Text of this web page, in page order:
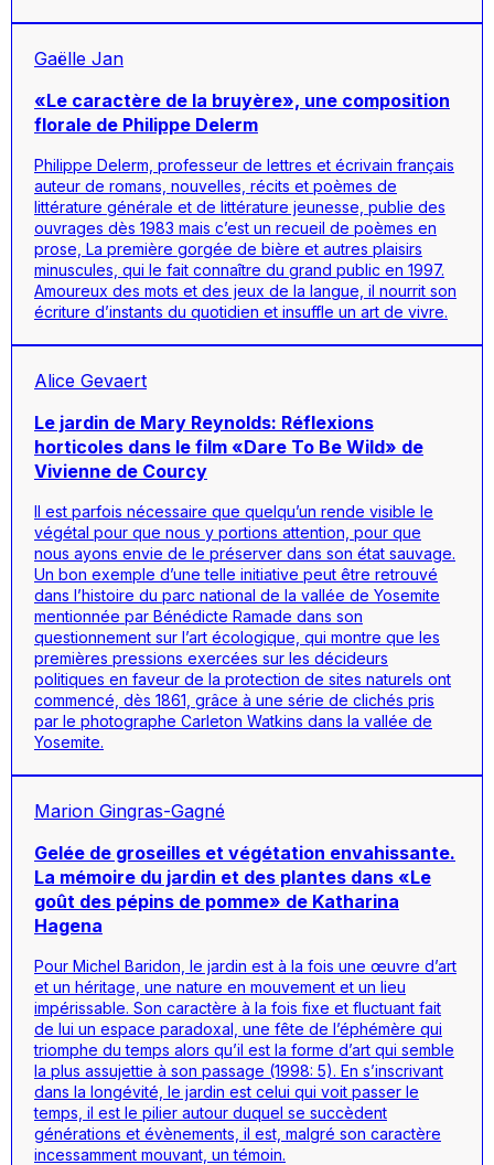
Gaëlle Jan
«Le caractère de la bruyère», une composition
florale de Philippe Delerm
Philippe Delerm, professeur de lettres et écrivain français
auteur de romans, nouvelles, récits et poèmes de
littérature générale et de littérature jeunesse, publie des
ouvrages dès 1983 mais c’est un recueil de poèmes en
prose, La première gorgée de bière et autres plaisirs
minuscules, qui le fait connaître du grand public en 1997.
Amoureux des mots et des jeux de la langue, il nourrit son
écriture d’instants du quotidien et insuffle un art de vivre.
Alice Gevaert
Le jardin de Mary Reynolds: Réflexions
horticoles dans le film «Dare To Be Wild» de
Vivienne de Courcy
Il est parfois nécessaire que quelqu’un rende visible le
végétal pour que nous y portions attention, pour que
nous ayons envie de le préserver dans son état sauvage.
Un bon exemple d’une telle initiative peut être retrouvé
dans l’histoire du parc national de la vallée de Yosemite
mentionnée par Bénédicte Ramade dans son
questionnement sur l’art écologique, qui montre que les
premières pressions exercées sur les décideurs
politiques en faveur de la protection de sites naturels ont
commencé, dès 1861, grâce à une série de clichés pris
par le photographe Carleton Watkins dans la vallée de
Yosemite.
Marion Gingras-Gagné
Gelée de groseilles et végétation envahissante.
La mémoire du jardin et des plantes dans «Le
goût des pépins de pomme» de Katharina
Hagena
Pour Michel Baridon, le jardin est à la fois une œuvre d’art
et un héritage, une nature en mouvement et un lieu
impérissable. Son caractère à la fois fixe et fluctuant fait
de lui un espace paradoxal, une fête de l’éphémère qui
triomphe du temps alors qu’il est la forme d’art qui semble
la plus assujettie à son passage (1998: 5). En s’inscrivant
dans la longévité, le jardin est celui qui voit passer le
temps, il est le pilier autour duquel se succèdent
générations et évènements, il est, malgré son caractère
incessamment mouvant, un témoin.